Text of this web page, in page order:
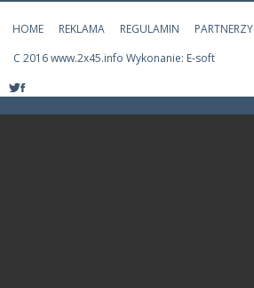
HOME REKLAMA REGULAMIN PARTNERZY
C 2016 www.2x45.info Wykonanie: E-soft